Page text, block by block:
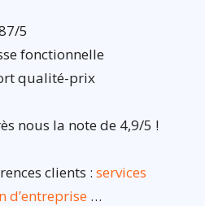
5
fonctionnelle
qualité-prix
nous la note de 4,9/5 !
clients : services
d’entreprise …